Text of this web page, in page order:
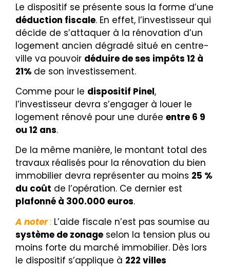
Le dispositif se présente sous la forme d’une
déduction fiscale. En effet, l’investisseur qui
décide de s’attaquer à la rénovation d’un
logement ancien dégradé situé en centre-
ville va pouvoir déduire de ses impôts 12 à
21% de son investissement.
Comme pour le dispositif Pinel,
l’investisseur devra s’engager à louer le
logement rénové pour une durée entre 6 9
ou 12 ans.
De la même manière, le montant total des
travaux réalisés pour la rénovation du bien
immobilier devra représenter au moins 25 %
du coût de l’opération. Ce dernier est
plafonné à 300.000 euros.
A noter: L’aide fiscale n’est pas soumise au
système de zonage selon la tension plus ou
moins forte du marché immobilier. Dès lors
le dispositif s’applique à 222 villes